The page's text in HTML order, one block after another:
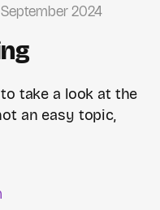
September 2024
take a look at the
an easy topic,